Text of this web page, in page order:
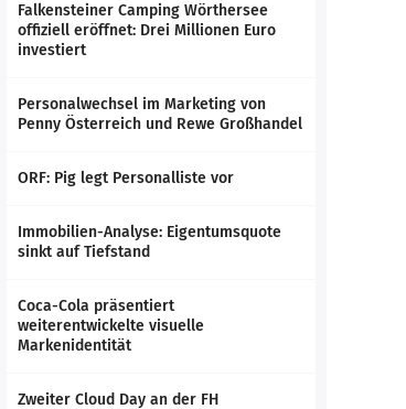
Falkensteiner Camping Wörthersee
offiziell eröffnet: Drei Millionen Euro
investiert
Personalwechsel im Marketing von
Penny Österreich und Rewe Großhandel
ORF: Pig legt Personalliste vor
Immobilien-Analyse: Eigentumsquote
sinkt auf Tiefstand
Coca-Cola präsentiert
weiterentwickelte visuelle
Markenidentität
Zweiter Cloud Day an der FH